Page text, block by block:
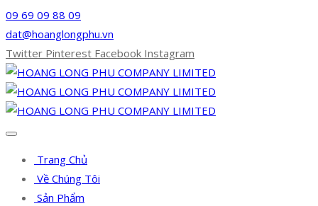
09 69 09 88 09
dat@hoanglongphu.vn
Twitter Pinterest Facebook Instagram
Trang Chủ
Về Chúng Tôi
Sản Phẩm